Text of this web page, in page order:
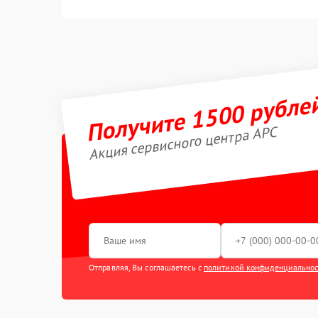
Получите 1500
Акция сервисного центра APC
Отправляя, Вы соглашаетесь с политикой